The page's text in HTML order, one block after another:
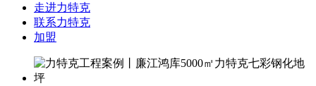
走进力特克
联系力特克
加盟